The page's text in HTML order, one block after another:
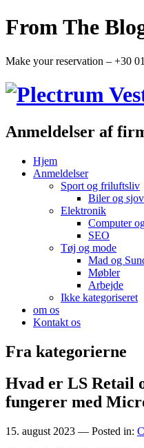
From The
Make your reservation – +30
Anmeldelser af
Hjem
Anmeldelser
Sport og friluftsliv
Biler og sjov
Elektronik
Computer
SEO
Tøj og mode
Mad og
Møbler
Arbejde
Ikke kategoriseret
om os
Kontakt os
Fra kategorierne
Hvad er LS Retail
fungerer med
15. august 2023 — Posted in: